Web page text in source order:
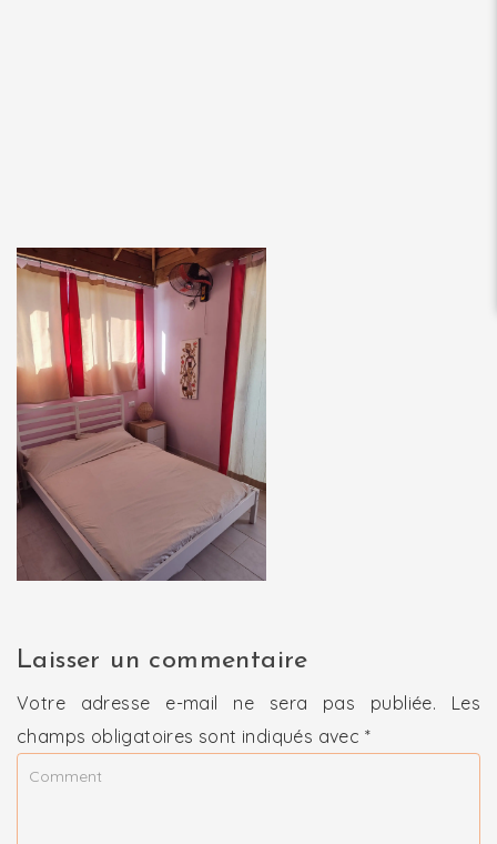
Laisser un commentaire
Votre adresse e-mail ne sera pas publiée.
Les
champs obligatoires sont indiqués avec *